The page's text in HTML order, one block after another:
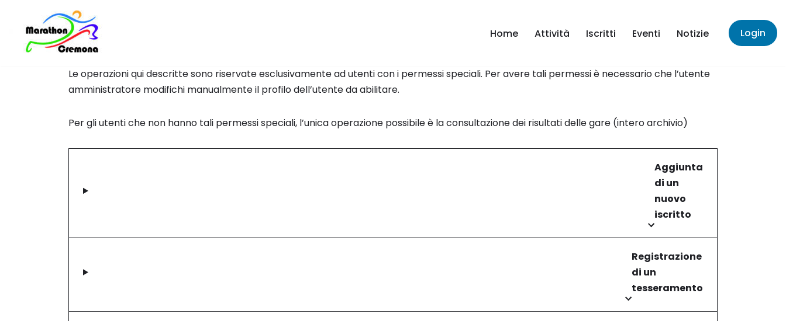
Home Attività Iscritti Eventi Notizie Login
Le operazioni qui descritte sono riservate esclusivamente ad utenti con i permessi speciali. Per avere tali permessi è necessario che l’utente
amministratore modifichi manualmente il profilo dell’utente da abilitare.
Per gli utenti che non hanno tali permessi speciali, l’unica operazione possibile è la consultazione dei risultati delle gare (intero archivio)
Aggiunta
di un
nuovo
iscritto
Registrazione
di un
tesseramento